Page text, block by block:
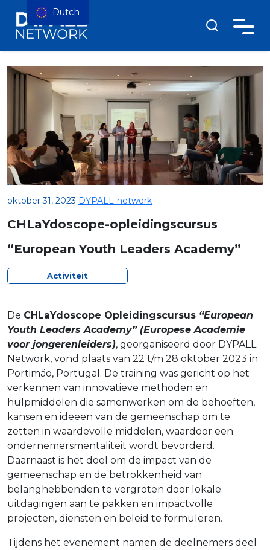
oktober 31, 2023 DYPALL-netwerk
CHLaYdoscope-opleidingscursus
“European Youth Leaders Academy”
Activiteit
De CHLaYdoscope Opleidingscursus “European
Youth Leaders Academy” (Europese Academie
voor jongerenleiders), georganiseerd door DYPALL
Network, vond plaats van 22 t/m 28 oktober 2023 in
Portimão, Portugal. De training was gericht op het
verkennen van innovatieve methoden en
hulpmiddelen die samenwerken om de behoeften,
kansen en ideeën van de gemeenschap om te
zetten in waardevolle middelen, waardoor een
ondernemersmentaliteit wordt bevorderd.
Daarnaast is het doel om de impact van de
gemeenschap en de betrokkenheid van
belanghebbenden te vergroten door lokale
uitdagingen aan te pakken en impactvolle
projecten, diensten en beleid te formuleren.
Tijdens het evenement namen de deelnemers deel
Dutch